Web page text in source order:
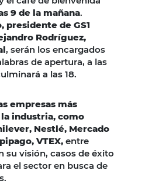
9 de la mañana.
presidente de GS1
Rodríguez,
, serán los encargados
de apertura, a las
a las 18.
empresas más
industria, como
Nestlé, Mercado
VTEX, entre
su visión, casos de éxito
el sector en busca de